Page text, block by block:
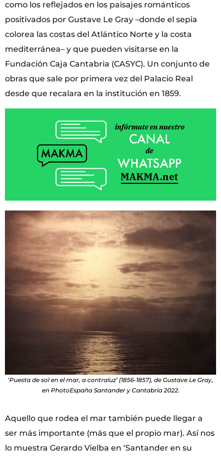
como los reflejados en los paisajes románticos
positivados por Gustave Le Gray –donde el sepia
colorea las costas del Atlántico Norte y la costa
mediterránea– y que pueden visitarse en la
Fundación Caja Cantabria (CASYC). Un conjunto de
obras que sale por primera vez del Palacio Real
desde que recalara en la institución en 1859.
‘Puesta de sol en el mar, a contraluz’ (1856-1857), de Gustave Le Gray,
en PhotoEspaña Santander y Cantabria 2022.
Aquello que rodea el mar también puede llegar a
ser más importante (más que el propio mar). Así nos
lo muestra Gerardo Vielba en ‘Santander en su